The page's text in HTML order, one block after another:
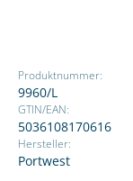
Produktnummer:
9960/L
GTIN/EAN:
5036108170616
Hersteller:
Portwest